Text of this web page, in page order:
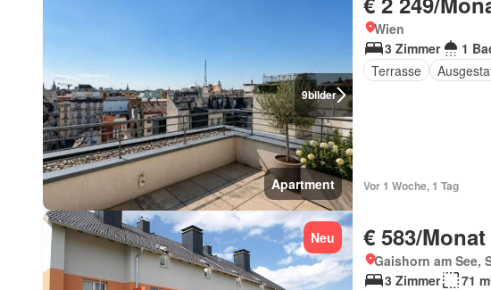
9bilder
Apartment
Wien
3 Zimmer
1
Terrasse
Vor 1 Woche, 1 Tag
Neu € 583/Monat
Gaishorn am See,
3 Zimmer
71